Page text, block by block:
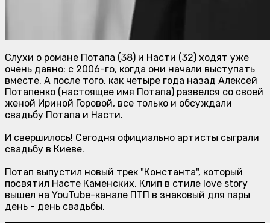
Слухи о романе Потапа (38) и Насти (32) ходят уже
очень давно: с 2006-го, когда они начали выступать
вместе. А после того, как четыре года назад Алексей
Потапенко (настоящее имя Потапа) развелся со своей
женой Ириной Горовой, все только и обсуждали
свадьбу Потапа и Насти.
И свершилось! Сегодня официально артисты сыграли
свадьбу в Киеве.
Потап выпустил новый трек "Константа", который
посвятил Насте Каменских. Клип в стиле love story
вышел на YouTube-канале ПТП в знаковый для пары
день - день свадьбы.